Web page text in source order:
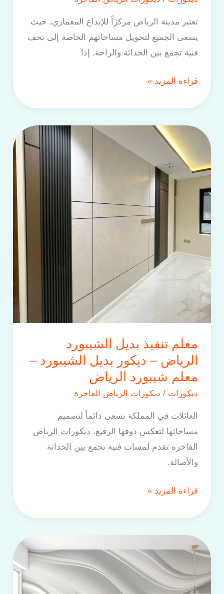
تعتبر مدينة الرياض مركزاً للإبداع المعماري، حيث
يسعى الجميع لتحويل مساحاتهم الخاصة إلى تحف
فنية تجمع بين الحداثة والراحة. إذا
ديكورات
ورق
–
قراءة المزيد »
معلم تنفيذ بديل الشيبورد
الرياض – ديكور بديل الشيبورد –
معلم شيبورد الرياض
ديكورات / ديكورات الرياض الفاخرة
العائلات في المملكة تسعى دائماً لتصميم
مساحاتها لتعكس ذوقها الرفيع. ديكورات الرياض
الفاخرة تقدم لمسات فنية تجمع بين الحداثة
والأصالة.
تنفيذ
بديل
الشيبورد
الرياض
ديكور
بديل
الشيبورد
–
شيبورد
الرياض
قراءة المزيد »
ورق
جدران
الرياض